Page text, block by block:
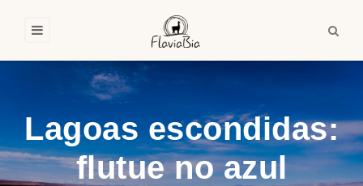
Lagoas escondidas:
flutue no azul